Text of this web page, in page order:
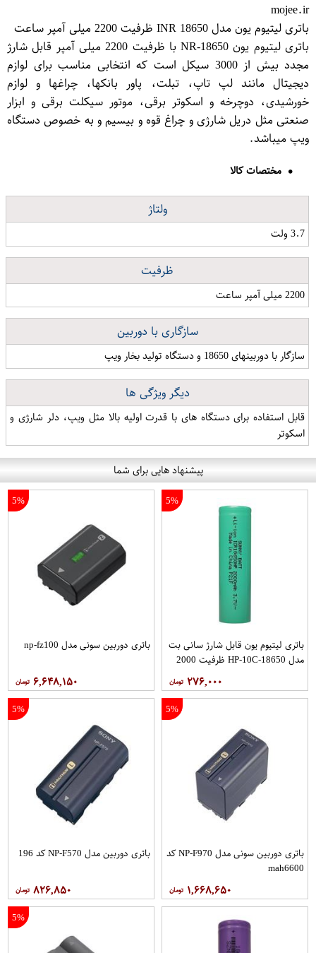
mojee.ir
باتری لیتیوم یون مدل INR 18650 ظرفیت 2200 میلی آمپر ساعت
باتری لیتیوم یون 18650-NR با ظرفیت 2200 میلی آمپر قابل شارژ
مجدد بیش از 3000 سیکل است که انتخابی مناسب برای لوازم
دیجیتال مانند لپ تاپ، تبلت، پاور بانکها، چراغها و لوازم
خورشیدی، دوچرخه و اسکوتر برقی، موتور سیکلت برقی و ابزار
صنعتی مثل دریل شارژی و چراغ قوه و بیسیم و به خصوص دستگاه
ویپ میباشد.
مختصات کالا
ولتاژ
3.7 ولت
ظرفیت
2200 میلی آمپر ساعت
سازگاری با دوربین
سازگار با دوربینهای 18650 و دستگاه تولید بخار ویپ
دیگر ویژگی ها
قابل استفاده برای دستگاه های با قدرت اولیه بالا مثل ویپ، دلر شارژی و
اسکوتر
پیشنهاد هایی برای شما
5%
باتری لیتیوم یون قابل شارژ سانی بت
مدل HP-10C-18650 ظرفیت 2000
۲۷۶,۰۰۰
5%
باتری دوربین سونی مدل np-fz100
۶,۶۴۸,۱۵۰
5%
باتری دوربین سونی مدل NP-F970 کد
mah6600
۱,۶۶۸,۶۵۰
5%
باتری دوربین مدل NP-F570 کد 196
۸۲۶,۸۵۰
5%